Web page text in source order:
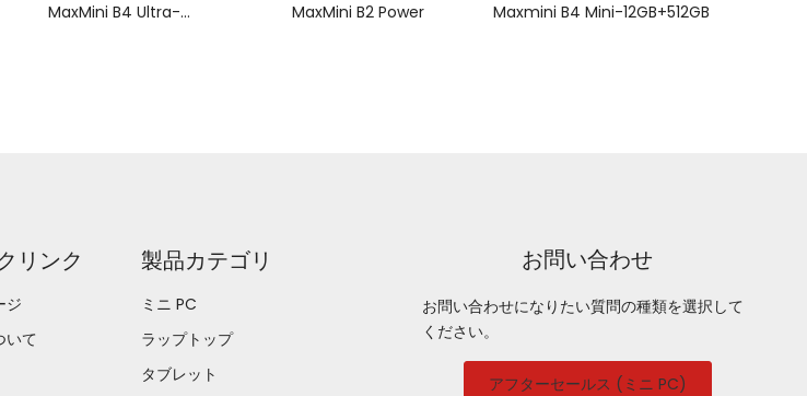
MaxMini B4 Ultra-
MaxMini B2 Power Maxmini B4 Mini-12GB+512GB
リンク
ジ
いて
製品カテゴリ
ミニ PC
ラップトップ
タブレット
お問い合わせ
お問い合わせになりたい質問の種類を選択して
ください。
アフターセールス (ミニ PC)